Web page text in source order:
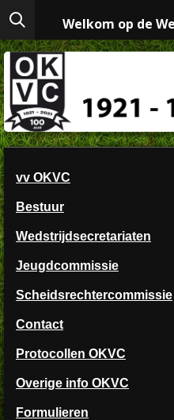
Ga
direct
naar
de
hoofdinhoud
Welkom op de
vv OKVC
Bestuur
Wedstrijdsecretariaten
Jeugdcommissie
Scheidsrechtercommissie
Contact
Protocollen OKVC
Overige info OKVC
Formulieren